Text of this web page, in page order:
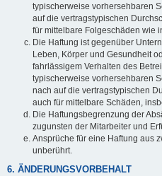
typischerweise vorhersehbaren
auf die vertragstypischen
für mittelbare Folgeschäden wie
Die Haftung ist gegenüber
Leben, Körper und Gesundheit
fahrlässigem Verhalten des
typischerweise vorhersehbaren
nach auf die vertragstypischen
auch für mittelbare Schäden,
Die Haftungsbegrenzung der
zugunsten der Mitarbeiter und
Ansprüche für eine Haftung aus
unberührt.
6. ÄNDERUNGSVORBEHALT